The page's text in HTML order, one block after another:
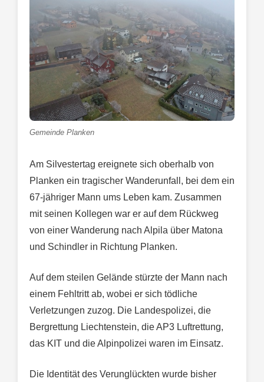
Gemeinde Planken
Am Silvestertag ereignete sich oberhalb von
Planken ein tragischer Wanderunfall, bei dem ein
67-jähriger Mann ums Leben kam. Zusammen
mit seinen Kollegen war er auf dem Rückweg
von einer Wanderung nach Alpila über Matona
und Schindler in Richtung Planken.
Auf dem steilen Gelände stürzte der Mann nach
einem Fehltritt ab, wobei er sich tödliche
Verletzungen zuzog. Die Landespolizei, die
Bergrettung Liechtenstein, die AP3 Luftrettung,
das KIT und die Alpinpolizei waren im Einsatz.
Die Identität des Verunglückten wurde bisher